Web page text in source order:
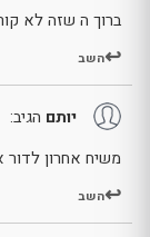
ברוך ה שזה לא
השב
יותם הגיב:
משיח אחרון לדור
השב